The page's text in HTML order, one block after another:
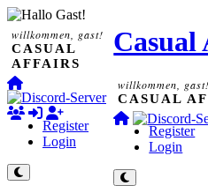
willkommen, gast!
CASUAL
AFFAIRS
Register
Login
willkommen, gast!
CASUAL
Register
Login